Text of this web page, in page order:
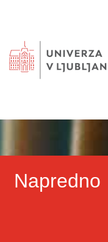
Napredno